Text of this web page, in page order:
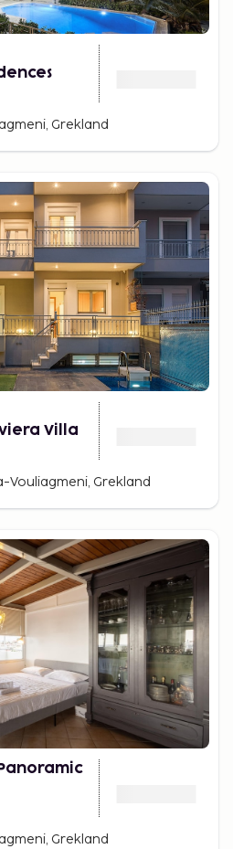
Grekland
Villa
Vouliagmeni, Grekland
Grekland